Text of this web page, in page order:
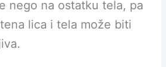
nego na ostatku tela, pa
lica i tela može biti